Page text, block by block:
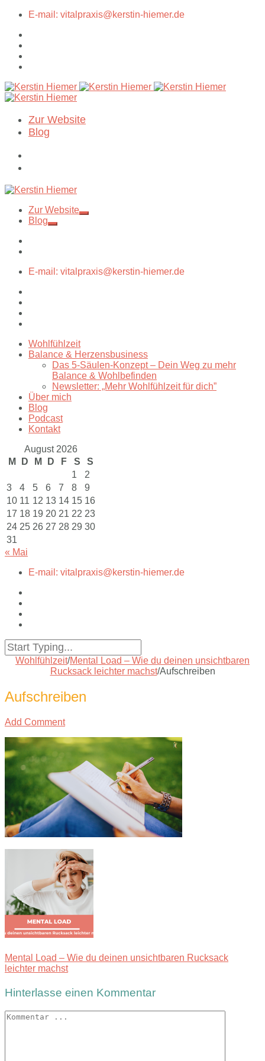
E-mail: vitalpraxis@kerstin-hiemer.de
Zur Website
Blog
Zur Website
Blog
E-mail: vitalpraxis@kerstin-hiemer.de
Wohlfühlzeit
Balance & Herzensbusiness
Das 5-Säulen-Konzept – Dein Weg zu mehr
Balance & Wohlbefinden
Newsletter: „Mehr Wohlfühlzeit für dich”
Über mich
Blog
Podcast
Kontakt
August 2026
M
D M D F S
S
1
2
3
4 5 6 7 8
9
10 11 12 13 14 15 16
17 18 19 20 21 22 23
24 25 26 27 28 29 30
31
« Mai
E-mail: vitalpraxis@kerstin-hiemer.de
Wohlfühlzeit/Mental Load – Wie du deinen unsichtbaren
Rucksack leichter machst/Aufschreiben
Aufschreiben
Add Comment
Mental Load – Wie du deinen unsichtbaren Rucksack
leichter machst
Hinterlasse einen Kommentar